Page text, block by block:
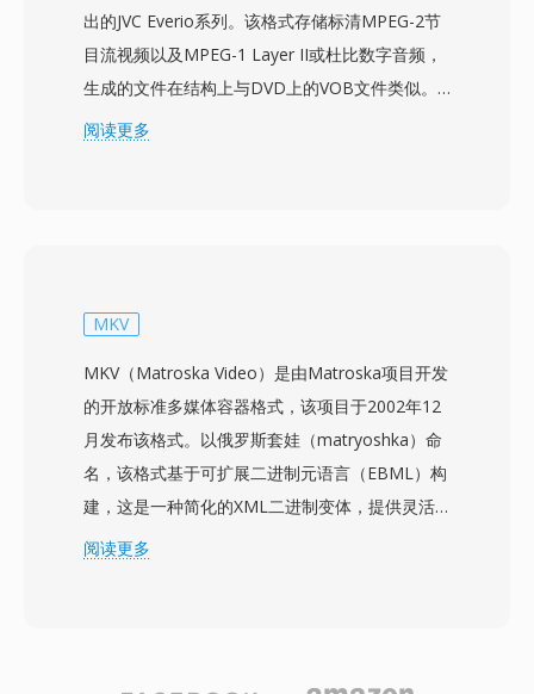
出的JVC Everio系列。该格式存储标清MPEG-2节
目流视频以及MPEG-1 Layer II或杜比数字音频，
生成的文件在结构上与DVD上的VOB文件类似。
与DVD-Video数据的相似性意味着MOD文件通常
格式以720x480（NTSC）或720x576（PAL）标
量。MOD文件在录制设备上与元数据一起组织在
目录结构中，跟踪片段信息、录制日期和播放列表
数据。Panasonic和Canon也在部分消费级摄像机
型号中采用了MOD格式，将其影响力扩展到JVC产
品之外。虽然向高清录制的转变已大幅淘汰了
MOD的新制作用途，但该格式对于访问和转换
阅读更多
MKV
MKV（Matroska Video）是由Matroska项目开发
的开放标准多媒体容器格式，该项目于2002年12
月发布该格式。以俄罗斯套娃（matryoshka）命
名，该格式基于可扩展二进制元语言（EBML）构
建，这是一种简化的XML二进制变体，提供灵活
且向前兼容的结构。MKV可以在单个文件中容纳
阅读更多